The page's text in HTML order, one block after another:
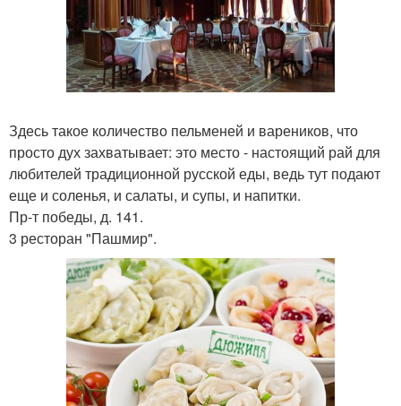
Здесь такое количество пельменей и вареников, что
просто дух захватывает: это место - настоящий рай для
любителей традиционной русской еды, ведь тут подают
еще и соленья, и салаты, и супы, и напитки.
Пр-т победы, д. 141.
3 ресторан "Пашмир".